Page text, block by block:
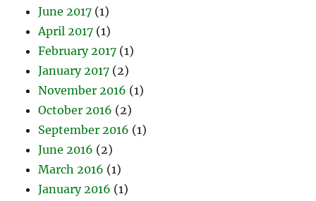
June 2017 (1)
April 2017 (1)
February 2017 (1)
January 2017 (2)
November 2016 (1)
October 2016 (2)
September 2016 (1)
June 2016 (2)
March 2016 (1)
January 2016 (1)